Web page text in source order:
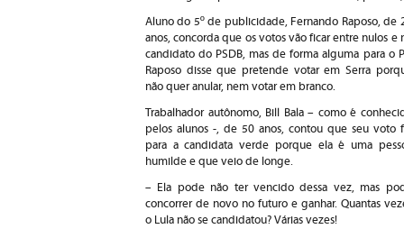
Aluno do 5º de publicidade, Fernando Raposo, de
anos, concorda que os votos vão ficar entre nulos e
candidato do PSDB, mas de forma alguma para o
Raposo disse que pretende votar em Serra
não quer anular, nem votar em branco.
Trabalhador autônomo, Bill Bala – como é
pelos alunos -, de 50 anos, contou que seu voto
para a candidata verde porque ela é uma
humilde e que veio de longe.
– Ela pode não ter vencido dessa vez, mas
concorrer de novo no futuro e ganhar. Quantas
o Lula não se candidatou? Várias vezes!